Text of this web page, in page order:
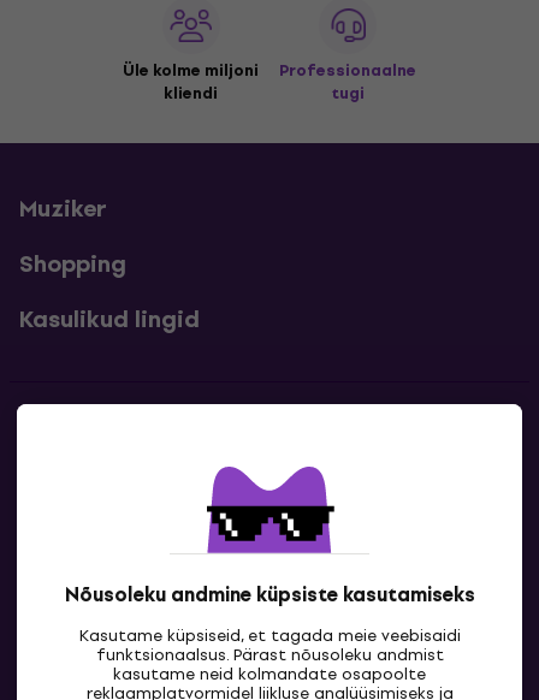
Nõusoleku andmine küpsiste kasutamiseks
Kasutame küpsiseid, et tagada meie veebisaidi
funktsionaalsus. Pärast nõusoleku andmist
kasutame neid kolmandate osapoolte
reklaamplatvormidel liikluse analüüsimiseks ja
Üle kolme miljoni
kliendi
Professionaalne
tugi
Muziker
Shopping
Kasulikud lingid
Kontaktandmed